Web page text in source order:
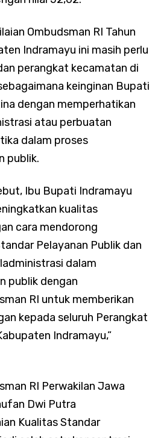
Ombudsman RI Tahun
Indramayu ini masih perlu
perangkat kecamatan di
keinginan Bupati
dengan memperhatikan
atau perbuatan
dalam proses
publik.
Ibu Bupati Indramayu
kualitas
cara mendorong
Pelayanan Publik dan
dalam
publik dengan
RI untuk memberikan
kepada seluruh Perangkat
Indramayu,”
RI Perwakilan Jawa
Dwi Putra
Kualitas Standar